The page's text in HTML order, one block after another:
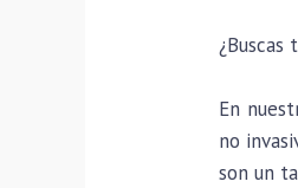
En
no
son un